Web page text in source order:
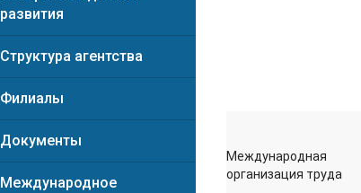
развития
Структура агентства
Филиалы
Документы
Международное
Международная
организация труда